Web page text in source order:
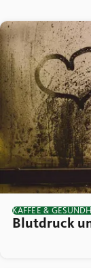
KAFFEE &
Blutdruck